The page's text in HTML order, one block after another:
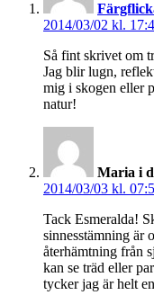
2014/03/02 kl.
Så fint skrivet om
Jag blir lugn,
mig i skogen eller
natur!
Maria i
2014/03/03 kl.
Tack Esmeralda!
sinnesstämning är
återhämtning från
kan se träd eller
tycker jag är helt